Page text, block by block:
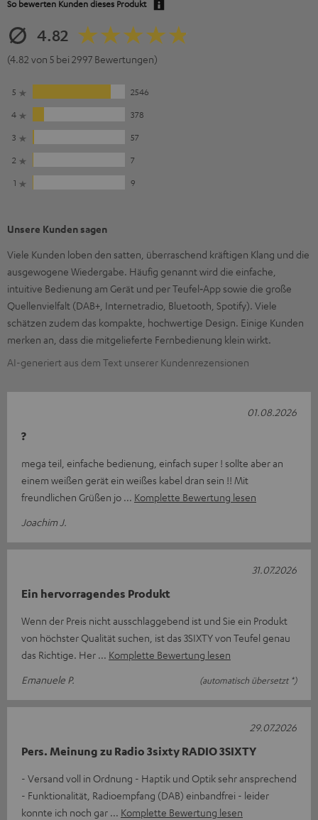
So bewerten Kunden dieses Produkt
4.82
(4.82 von 5 bei 2997 Bewertungen)
5
2546
4
378
3
57
2
7
1
9
Unsere Kunden sagen
Viele Kunden loben den satten, überraschend kräftigen Klang und die
ausgewogene Wiedergabe. Häufig genannt wird die einfache,
intuitive Bedienung am Gerät und per Teufel‑App sowie die große
Quellenvielfalt (DAB+, Internetradio, Bluetooth, Spotify). Viele
schätzen zudem das kompakte, hochwertige Design. Einige Kunden
merken an, dass die mitgelieferte Fernbedienung klein wirkt.
AI-generiert aus dem Text unserer Kundenrezensionen
?
mega teil, einfache bedienung, einfach super ! sollte aber an
einem weißen gerät ein weißes kabel dran sein !! Mit
freundlichen Grüßen jo
Komplette Bewertung lesen
Joachim J.
01.08.2026
Ein hervorragendes Produkt
Wenn der Preis nicht ausschlaggebend ist und Sie ein Produkt
von höchster Qualität suchen, ist das 3SIXTY von Teufel genau
das Richtige. Her
Komplette Bewertung lesen
Emanuele P.
(automatisch übersetzt *)
31.07.2026
Pers. Meinung zu Radio 3sixty RADIO 3SIXTY
- Versand voll in Ordnung - Haptik und Optik sehr ansprechend
- Funktionalität, Radioempfang (DAB) einbandfrei - leider
konnte ich noch gar
Komplette Bewertung lesen
29.07.2026